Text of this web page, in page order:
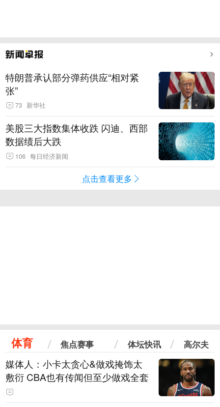
特朗普承认部分弹药供应“相对紧
张”
73 新华社
美股三大指数集体收跌 闪迪、西部
数据绩后大跌
106 每日经济新闻
点击查看更多
体育 焦点赛事 体坛快讯 高尔夫
媒体人：小卡太贪心&做戏掩饰太
敷衍 CBA也有传闻但至少做戏全套